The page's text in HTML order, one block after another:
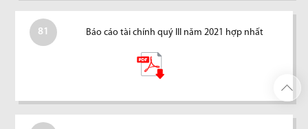
81 Báo cáo tài chính quý III năm 2021 hợp nhất